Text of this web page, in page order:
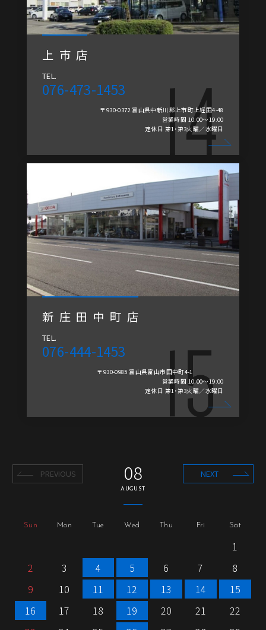
上市店
TEL.
076-473-1453
〒930-0372 富山県中新川郡上市町上経田4-48
営業時間 10:00～19:00
定休日 第1・第3火曜／水曜日
新庄田中町店
TEL.
076-444-1453
〒930-0985 富山県富山市田中町4-1
営業時間 10:00～19:00
定休日 第1・第3火曜／水曜日
PREVIOUS NEXT
08
AUGUST
Sun Mon Tue Wed Thu Fri Sat
1
2
3 4 5 6 7
8
9
10 11 12 13 14
15
16
17 18 19 20 21
22